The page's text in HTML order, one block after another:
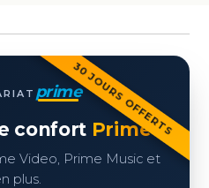
30 JOURS OFFERTS
prime
confort Prime
Video, Prime Music et
plus.